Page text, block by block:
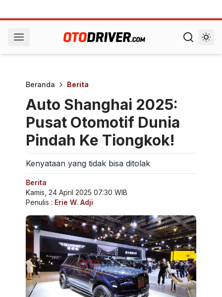
Beranda Berita
Auto Shanghai 2025:
Pusat Otomotif Dunia
Pindah Ke Tiongkok!
Kenyataan yang tidak bisa ditolak
Berita
Kamis, 24 April 2025 07:30 WIB
Penulis : Erie W. Adji